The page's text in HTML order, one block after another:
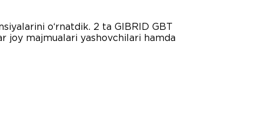
o‘rnatdik. 2 ta GIBRID GBT
joy majmualari yashovchilari hamda